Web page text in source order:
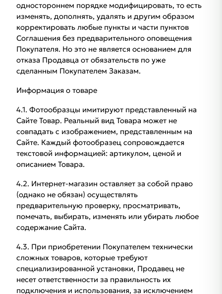
одностороннем порядке модифицировать, то есть
изменять, дополнять, удалять и другим образом
корректировать любые пункты и части пунктов
Соглашения без предварительного оповещения
Покупателя. Но это не является основанием для
отказа Продавца от обязательств по уже
сделанным Покупателем Заказам.
Информация о товаре
4.1. Фотообразцы имитируют представленный на
Сайте Товар. Реальный вид Товара может не
совпадать с изображением, представленным на
Сайте. Каждый фотообразец сопровождается
текстовой информацией: артикулом, ценой и
описанием Товара.
4.2. Интернет-магазин оставляет за собой право
(однако не обязан) осуществлять
предварительную проверку, просматривать,
помечать, выбирать, изменять или убирать любое
содержание Сайта.
4.3. При приобретении Покупателем технически
сложных товаров, которые требуют
специализированной установки, Продавец не
несет ответственности за правильность их
подключения и использования, за исключением